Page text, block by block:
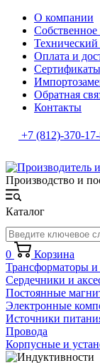
О компании
Собственное
Технический
Оплата и
Сертификаты
Обратная
Контакты
+7 (812)-370-
Производство и
Каталог
0
Корзина
Трансформаторы
Сердечники и
Постоянные
Электронные
Источники
Провода
Корпусные и